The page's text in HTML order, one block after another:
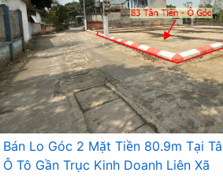
Bán Lo Góc 2 Mặt Tiền 80.9m Tại
Ô Tô Gần Trục Kinh Doanh Liên Xã